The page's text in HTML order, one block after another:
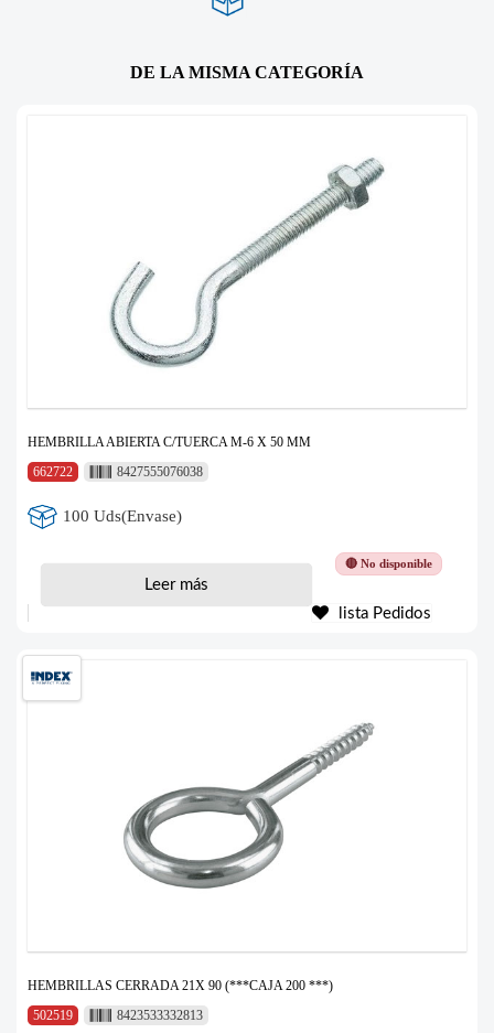
DE LA MISMA CATEGORÍA
HEMBRILLA ABIERTA C/TUERCA M-6 X 50 MM
662722
8427555076038
100 Uds(Envase)
🔴 No disponible
Leer más
lista Pedidos
HEMBRILLAS CERRADA 21X 90 (***CAJA 200 ***)
502519
8423533332813